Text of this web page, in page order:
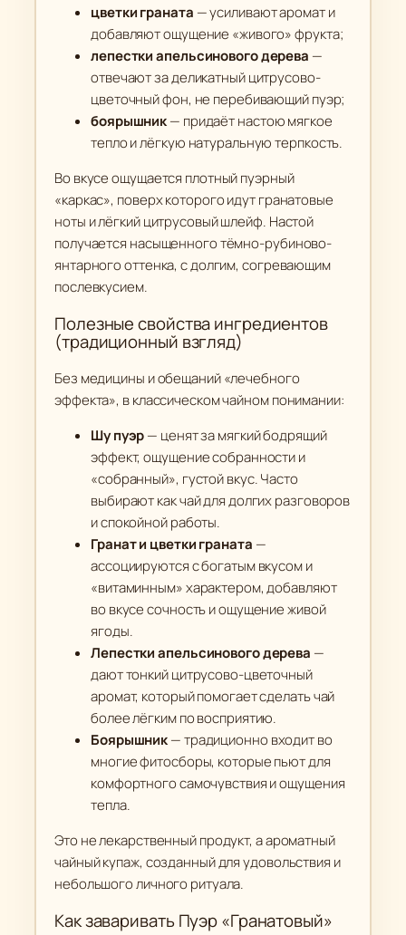
цветки граната — усиливают аромат и
добавляют ощущение «живого» фрукта;
лепестки апельсинового дерева —
отвечают за деликатный цитрусово-
цветочный фон, не перебивающий пуэр;
боярышник— придаёт настою мягкое
тепло и лёгкую натуральную терпкость.
Во вкусе ощущается плотный пуэрный
«каркас», поверх которого идут гранатовые
ноты и лёгкий цитрусовый шлейф. Настой
получается насыщенного тёмно-рубиново-
янтарного оттенка, с долгим, согревающим
послевкусием.
Полезные свойства ингредиентов
(традиционный взгляд)
Без медицины и обещаний «лечебного
эффекта», в классическом чайном понимании:
Шу пуэр— ценят за мягкий бодрящий
эффект, ощущение собранности и
«собранный», густой вкус. Часто
выбирают как чай для долгих разговоров
и спокойной работы.
Гранат и цветки граната —
ассоциируются с богатым вкусом и
«витаминным» характером, добавляют
во вкусе сочность и ощущение живой
ягоды.
Лепестки апельсинового дерева —
дают тонкий цитрусово-цветочный
аромат, который помогает сделать чай
более лёгким по восприятию.
Боярышник— традиционно входит во
многие фитосборы, которые пьют для
комфортного самочувствия и ощущения
тепла.
Это не лекарственный продукт, а ароматный
чайный купаж, созданный для удовольствия и
небольшого личного ритуала.
Как заваривать Пуэр «Гранатовый»